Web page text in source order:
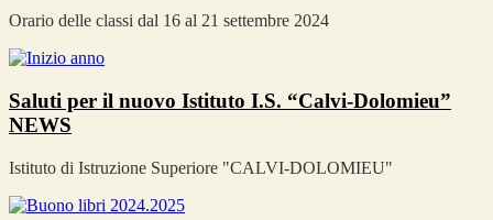
Orario delle classi dal 16 al 21 settembre 2024
Saluti per il nuovo Istituto I.S. “Calvi-Dolomieu”
NEWS
Istituto di Istruzione Superiore "CALVI-DOLOMIEU"